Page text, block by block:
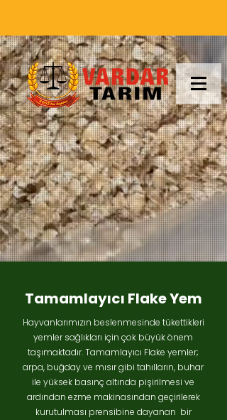
Tamamlayıcı Flake Yem
Hayvanlarımızın beslenmesinde tükettikleri
yemler sağlıkları için çok büyük önem
taşımaktadır. Tamamlayıcı Flake yemler;
arpa, buğday ve mısır gibi tahılların, buhar
ile yüksek basınç altında pişirilmesi ve
ardından ezme makinasından geçirilerek
kurutulması prensibine dayanan bir